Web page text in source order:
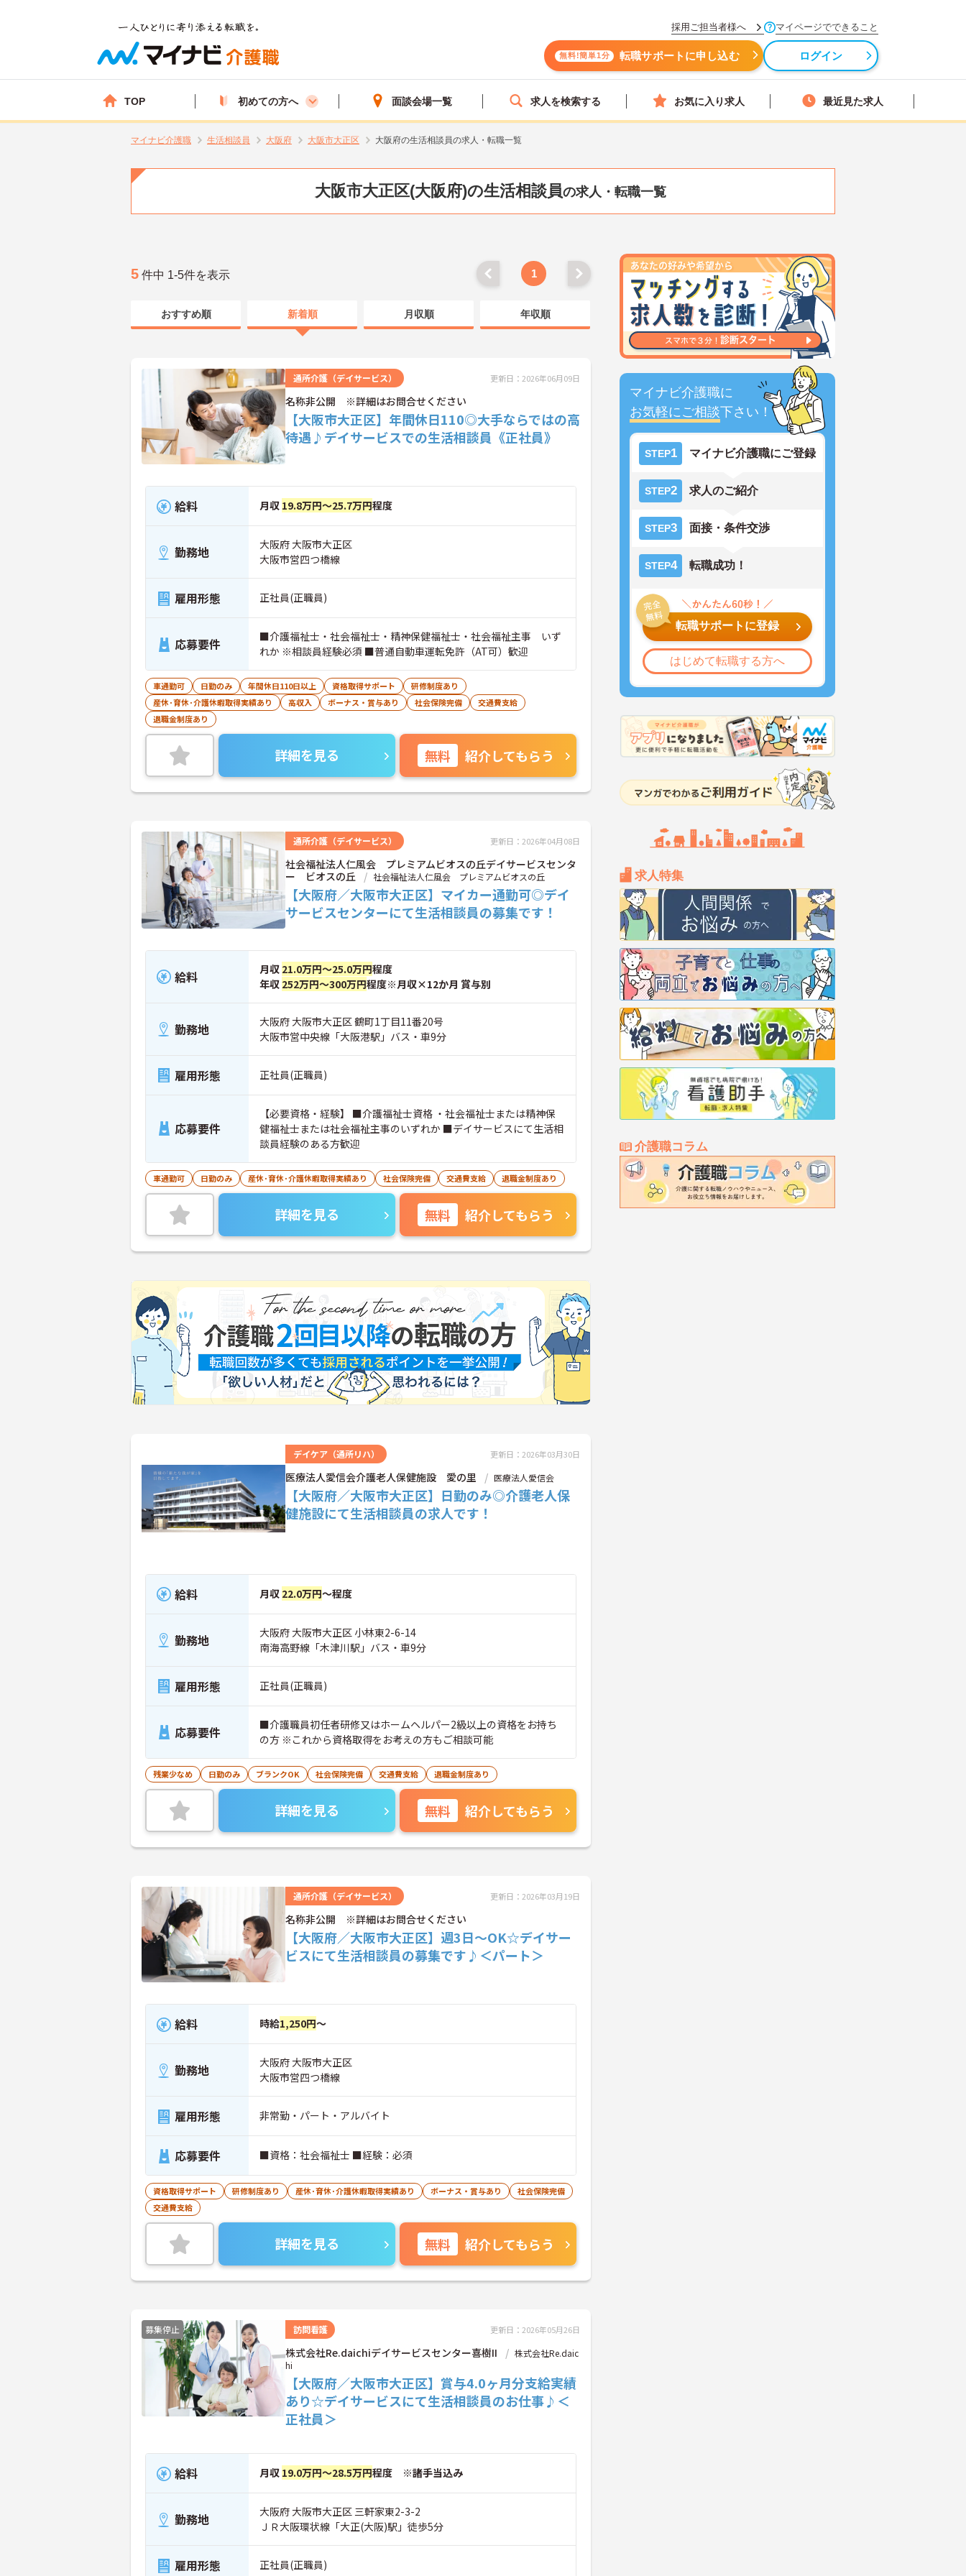
採用ご担当者様へ マイページでできること
無料!簡単1分 転職サポートに申し込む ログイン
TOP 初めての方へ 面談会場一覧 求人を検索する お気に入り求人 最近見た求人
マイナビ介護職 生活相談員 大阪府 大阪市大正区 大阪府の生活相談員の求人・転職一覧
大阪市大正区(大阪府)の生活相談員の求人・転職一覧
マイナビ介護職に
お気軽にご相談下さい！
STEP1 マイナビ介護職にご登録
STEP2 求人のご紹介
STEP3 面接・条件交渉
STEP4 転職成功！
転職サポートに登録
はじめて転職する方へ
求人特集
介護職コラム
5 件中 1-5件を表示 1
おすすめ順 新着順 月収順 年収順
通所介護（デイサービス） 更新日：2026年06月09日
名称非公開 ※詳細はお問合せください
【大阪市大正区】年間休日110◎大手ならではの高
待遇♪デイサービスでの生活相談員《正社員》
給料 月収 19.8万円～25.7万円程度
勤務地
大阪府 大阪市大正区
大阪市営四つ橋線
雇用形態 正社員(正職員)
応募要件
■介護福祉士・社会福祉士・精神保健福祉士・社会福祉主事 いず
れか ※相談員経験必須 ■普通自動車運転免許（AT可）歓迎
車通勤可 日勤のみ 年間休日110日以上 資格取得サポート
研修制度あり
産休･育休･介護休暇取得実績あり
高収入 ボーナス・賞与あり 社会保険完備
交通費支給
退職金制度あり
詳細を見る 無料 紹介してもらう
通所介護（デイサービス） 更新日：2026年04月08日
社会福祉法人仁風会 プレミアムビオスの丘デイサービスセンタ
ー ビオスの丘
社会福祉法人仁風会 プレミアムビオスの丘
【大阪府／大阪市大正区】マイカー通勤可◎デイ
サービスセンターにて生活相談員の募集です！
給料 月収 21.0万円～25.0万円程度
年収 252万円～300万円程度※月収×12か月 賞与別
勤務地
大阪府 大阪市大正区 鶴町1丁目11番20号
大阪市営中央線「大阪港駅」バス・車9分
雇用形態 正社員(正職員)
応募要件
【必要資格・経験】 ■介護福祉士資格 ・社会福祉士または精神保
健福祉士または社会福祉主事のいずれか ■デイサービスにて生活相
談員経験のある方歓迎
車通勤可 日勤のみ 産休･育休･介護休暇取得実績あり 社会保険完備 交通費支給 退職金制度あり
詳細を見る 無料 紹介してもらう
デイケア（通所リハ） 更新日：2026年03月30日
医療法人愛信会介護老人保健施設 愛の里 医療法人愛信会
【大阪府／大阪市大正区】日勤のみ◎介護老人保
健施設にて生活相談員の求人です！
給料 月収 22.0万円～程度
勤務地
大阪府 大阪市大正区 小林東2-6-14
南海高野線「木津川駅」バス・車9分
雇用形態 正社員(正職員)
応募要件
■介護職員初任者研修又はホームヘルパー2級以上の資格をお持ち
の方 ※これから資格取得をお考えの方もご相談可能
残業少なめ 日勤のみ ブランクOK 社会保険完備 交通費支給 退職金制度あり
詳細を見る 無料 紹介してもらう
通所介護（デイサービス） 更新日：2026年03月19日
名称非公開 ※詳細はお問合せください
【大阪府／大阪市大正区】週3日～OK☆デイサー
ビスにて生活相談員の募集です♪＜パート＞
給料 時給1,250円～
勤務地
大阪府 大阪市大正区
大阪市営四つ橋線
雇用形態 非常勤・パート・アルバイト
応募要件 ■資格：社会福祉士 ■経験：必須
資格取得サポート 研修制度あり 産休･育休･介護休暇取得実績あり ボーナス・賞与あり
社会保険完備
交通費支給
詳細を見る 無料 紹介してもらう
募集停止 訪問看護 更新日：2026年05月26日
株式会社Re.daichiデイサービスセンター喜樹II
株式会社Re.daic
hi
【大阪府／大阪市大正区】賞与4.0ヶ月分支給実績
あり☆デイサービスにて生活相談員のお仕事♪＜
正社員＞
給料 月収 19.0万円～28.5万円程度 ※諸手当込み
勤務地
大阪府 大阪市大正区 三軒家東2-3-2
ＪＲ大阪環状線「大正(大阪)駅」徒歩5分
雇用形態 正社員(正職員)